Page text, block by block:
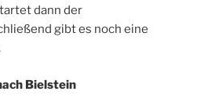
dann der
gibt es noch eine
Bielstein